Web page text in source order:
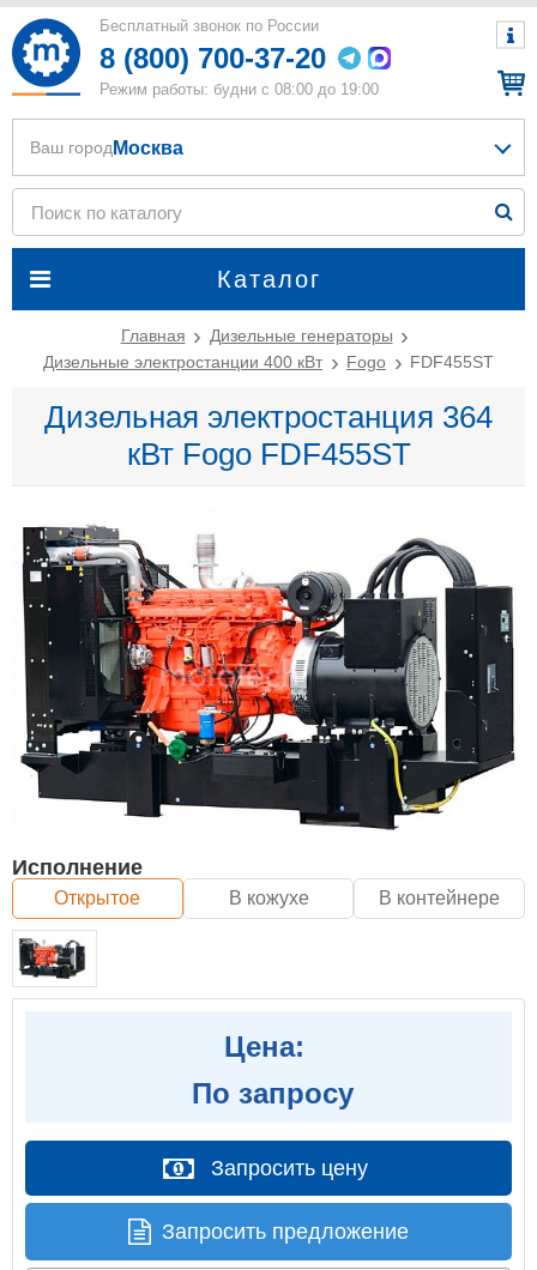
Бесплатный звонок по России
8 (800) 700-37-20
Режим работы: будни с 08:00 до 19:00
Каталог
Ваш город Москва
Главная
Дизельные генераторы
Дизельные электростанции 400 кВт
Fogo FDF455ST
Дизельная электростанция 364
кВт Fogo FDF455ST
Исполнение
Открытое В кожухе В контейнере
Цена:
По запросу
Запросить цену
Запросить предложение